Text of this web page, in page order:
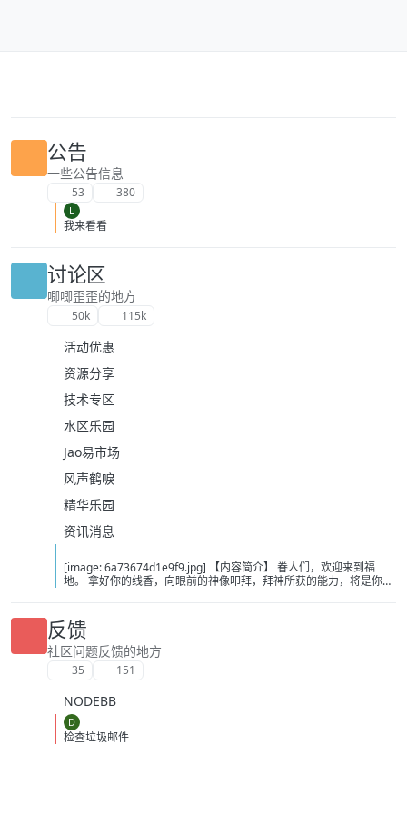
公告
一些公告信息
53 380
L
我来看看
讨论区
唧唧歪歪的地方
50k 115k
活动优惠
资源分享
技术专区
水区乐园
Jao易市场
风声鹤唳
精华乐园
资讯消息
[image: 6a73674d1e9f9.jpg] 【内容简介】 眷人们，欢迎来到福
地。 拿好你的线香，向眼前的神像叩拜，拜神所获的能力，将是你们
悲剧轮回…… 【作者简介】 作者：幻梦猎人，起点中文网作者，代表
作品：《灾厄收容所》《诡异分解指南》《天灾疯人院》《基因收容
所》等 【下载地址】 百度：
https://pan.baidu.com/s/1CTpsB1_Ju5NwzAhO0MvwZQ?pwd=9a1v
夸克：https://pan.quark.cn/s/ffe07719ebb3?pwd=aUYh 移动：
反馈
社区问题反馈的地方
35 151
NODEBB
D
检查垃圾邮件